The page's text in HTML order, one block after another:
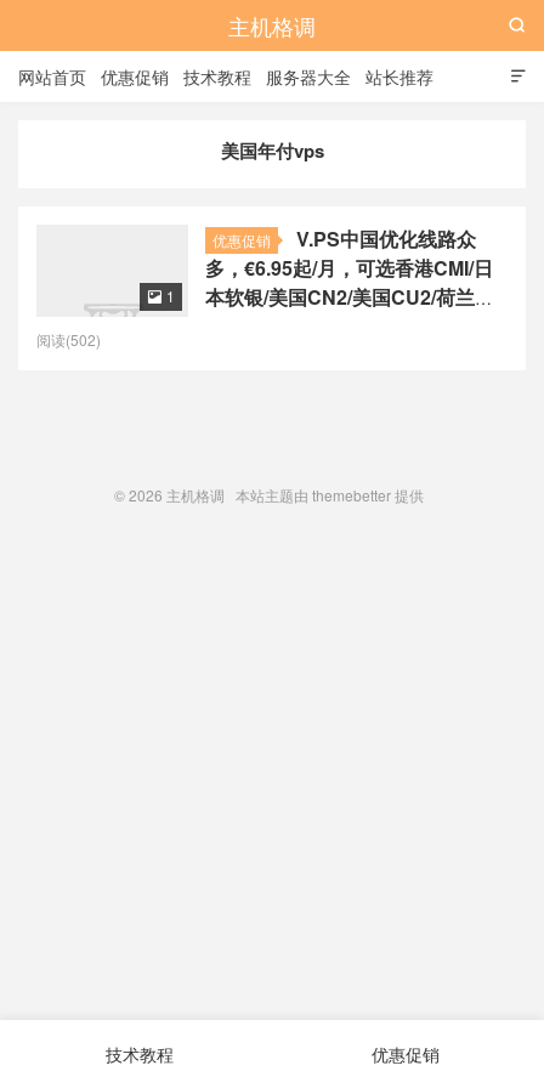
主机格调

网站首页 优惠促销 技术教程 服务器大全 站长推荐

美国年付vps
优惠促销
V.PS中国优化线路众
多，€6.95起/月，可选香港CMI/日
本软银/美国CN2/美国CU2/荷兰
 1
阅读(502)
© 2026 主机格调 本站主题由 themebetter提供
技术教程 优惠促销